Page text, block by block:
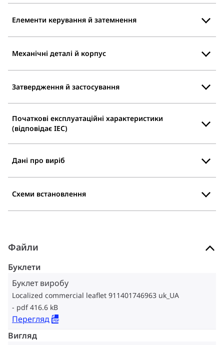
Елементи керування й затемнення
Механічні деталі й корпус
Затвердження й застосування
Початкові експлуатаційні характеристики
(відповідає IEC)
Дані про виріб
Схеми встановлення
Файли
Буклети
Буклет виробу
Localized commercial leaflet 911401746963 uk_UA
pdf 416.6 kB
Перегляд
Вигляд